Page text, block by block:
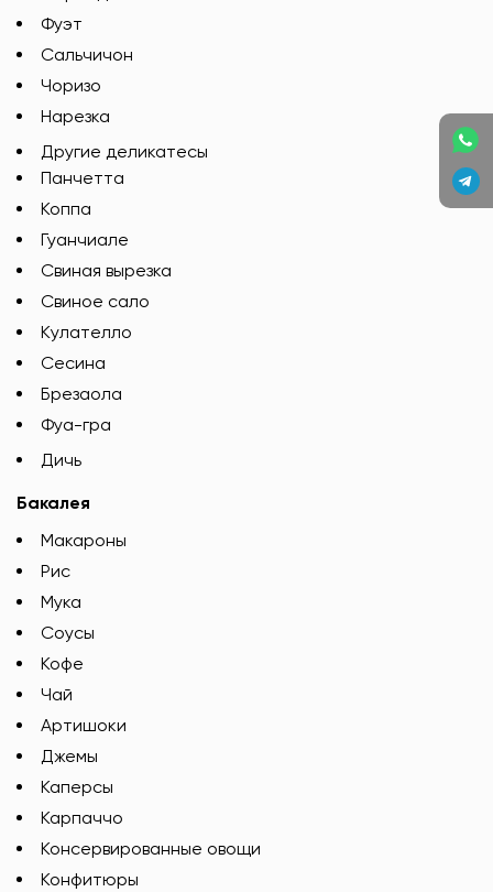
Фуэт
Сальчичон
Чоризо
Нарезка
Другие деликатесы
Панчетта
Коппа
Гуанчиале
Свиная вырезка
Свиное сало
Кулателло
Сесина
Брезаола
Фуа-гра
Дичь
Бакалея
Макароны
Рис
Мука
Соусы
Кофе
Чай
Артишоки
Джемы
Каперсы
Карпаччо
Консервированные овощи
Конфитюры